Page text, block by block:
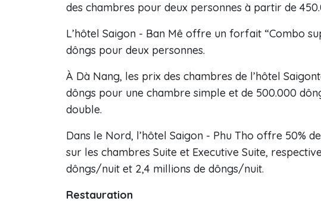
des chambres pour deux personnes à partir de
L’hôtel Saigon - Ban Mê offre un forfait “Combo
dôngs pour deux personnes.
À Dà Nang, les prix des chambres de l’hôtel
dôngs pour une chambre simple et de 500.000
double.
Dans le Nord, l’hôtel Saigon - Phu Tho offre 50%
sur les chambres Suite et Executive Suite,
dôngs/nuit et 2,4 millions de dôngs/nuit.
Restauration